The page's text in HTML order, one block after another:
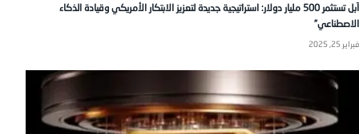
آبل تستثمر 500 مليار دولار: استراتيجية جديدة لتعزيز الابتكار الأمريكي وقيادة الذكاء
الاصطناعي”
فبراير 25, 2025